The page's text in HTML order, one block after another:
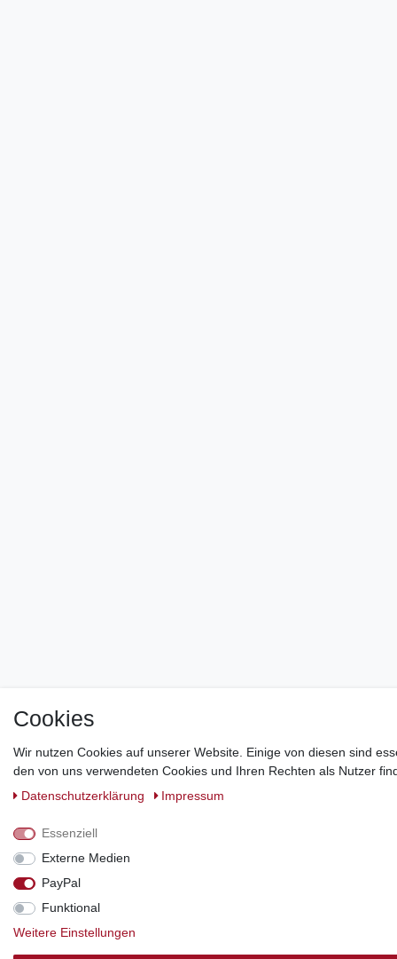
Cookies
Wir nutzen Cookies auf unserer Website. Einige von diesen sind
den von uns verwendeten Cookies und Ihren Rechten als Nutzer
Daten­schutz­erklärung
Impressum
Essenziell
Externe Medien
PayPal
Funktional
Weitere Einstellungen